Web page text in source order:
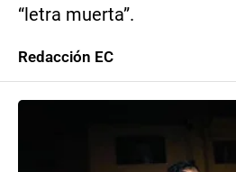
“letra muerta”.
Redacción EC